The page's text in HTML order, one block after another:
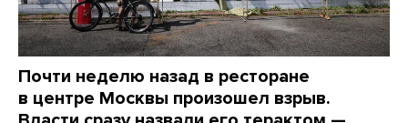
Почти неделю назад в ресторане
в центре Москвы произошел взрыв.